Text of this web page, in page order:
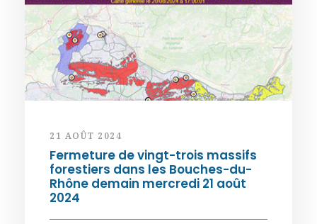
21 AOÛT 2024
Fermeture de vingt-trois massifs
forestiers dans les Bouches-du-
Rhône demain mercredi 21 août
2024